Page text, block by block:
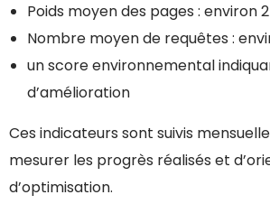
Poids moyen des pages : environ
Nombre moyen de requêtes :
un score environnemental
d’amélioration
Ces indicateurs sont suivis
mesurer les progrès réalisés et
d’optimisation.